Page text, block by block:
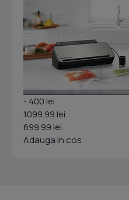
- 400 lei
1099.99 lei
699.99 lei
Adauga in cos